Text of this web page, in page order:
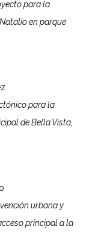
para la
en parque
para la
de Bella Vista,
urbana y
principal a la